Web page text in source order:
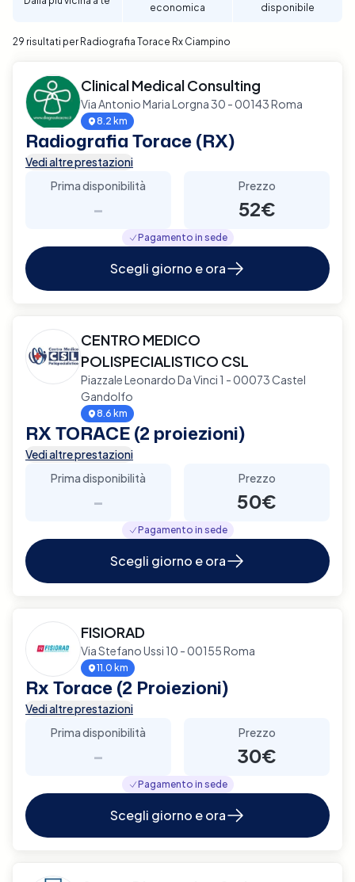
economica
disponibile
29 risultati per Radiografia Torace Rx Ciampino
Clinical Medical Consulting
Via Antonio Maria Lorgna 30 - 00143 Roma
8.2 km
Radiografia Torace (RX)
Vedi altre prestazioni
Prima disponibilità
-
Prezzo
52€
Pagamento in sede
Scegli giorno e ora
CENTRO MEDICO
POLISPECIALISTICO CSL
Piazzale Leonardo Da Vinci 1 - 00073 Castel
Gandolfo
8.6 km
RX TORACE (2 proiezioni)
Vedi altre prestazioni
Prima disponibilità
-
Prezzo
50€
Pagamento in sede
Scegli giorno e ora
FISIORAD
Via Stefano Ussi 10 - 00155 Roma
11.0 km
Rx Torace (2 Proiezioni)
Vedi altre prestazioni
Prima disponibilità
-
Prezzo
30€
Pagamento in sede
Scegli giorno e ora